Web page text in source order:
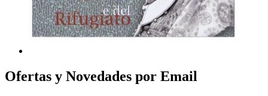
Ofertas y Novedades por Email